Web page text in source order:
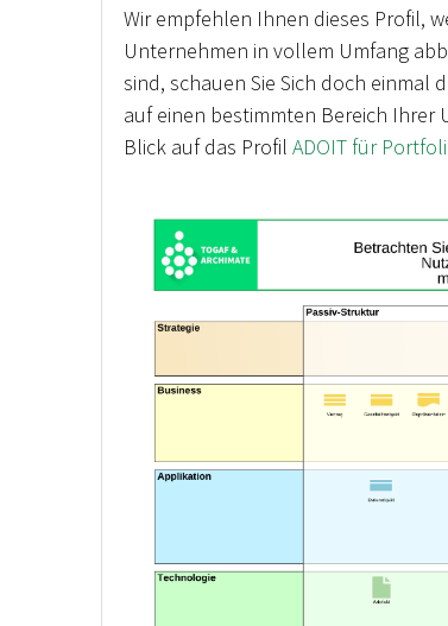
Wir empfehlen Ihnen dieses Profil,
Unternehmen in vollem Umfang
sind, schauen Sie Sich doch einmal
auf einen bestimmten Bereich
Blick auf das Profil ADOIT für